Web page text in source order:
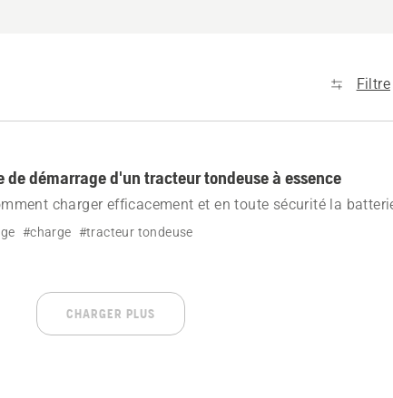
Filtre
démarrage d'un tracteur tondeuse à essence
charger efficacement et en toute sécurité la
Husqvarna.
#charge #tracteur tondeuse
CHARGER PLUS